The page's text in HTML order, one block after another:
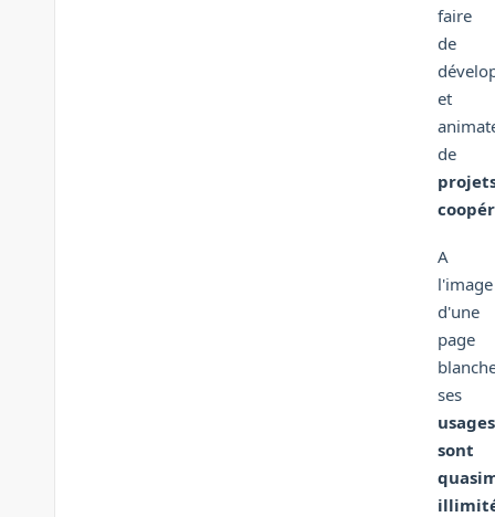
faire
de
et
de
A
l'image
d'une
page
ses
usages
sont